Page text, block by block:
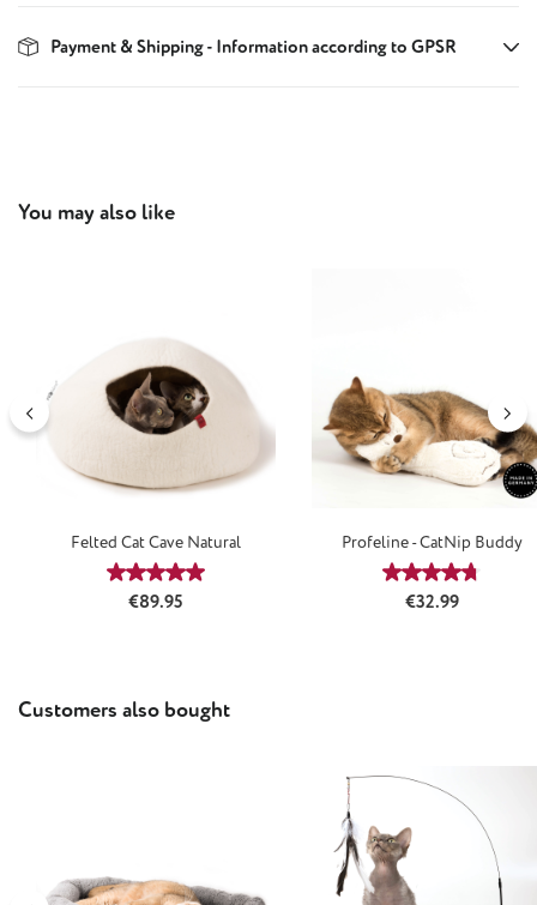
Payment & Shipping - Information according to GPSR
Skip product gallery
You may also like
Felted Cat Cave Natural
Average rating of 5 out of 5 stars
Regular price:
€89.95
Profeline - CatNip Buddy
Average
Regular price:
€32.99
Skip product gallery
Customers also bought